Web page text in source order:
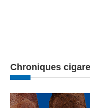
Chroniques cigare